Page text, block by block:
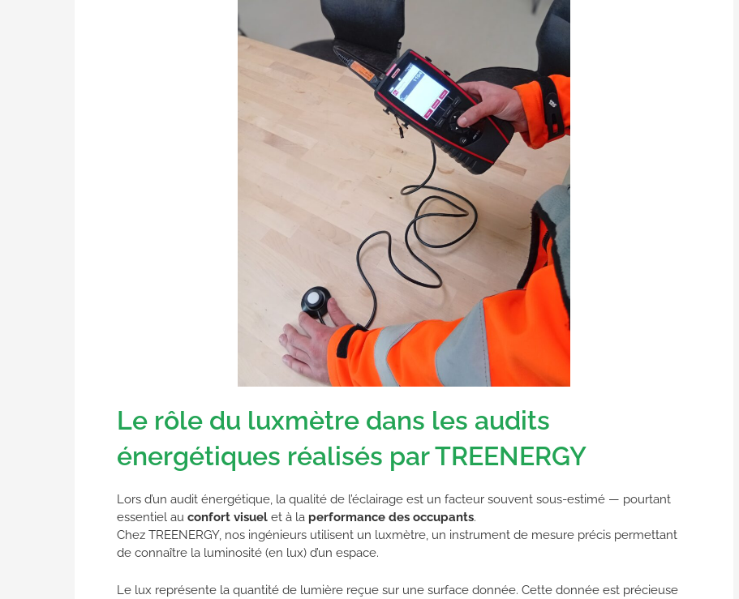
Le rôle du luxmètre dans les audits
énergétiques réalisés par TREENERGY
Lors d’un audit énergétique, la qualité de l’éclairage est un facteur souvent sous-estimé — pourtant
essentiel au confort visuel et à la performance des occupants.
Chez TREENERGY, nos ingénieurs utilisent un luxmètre, un instrument de mesure précis permettant
de connaître la luminosité (en lux) d’un espace.
Le lux représente la quantité de lumière reçue sur une surface donnée. Cette donnée est précieuse